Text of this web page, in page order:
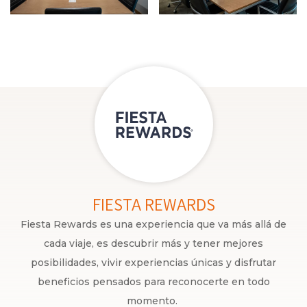
FIESTA REWARDS
Fiesta Rewards es una experiencia que va más allá de
cada viaje, es descubrir más y tener mejores
posibilidades, vivir experiencias únicas y disfrutar
beneficios pensados para reconocerte en todo
momento.